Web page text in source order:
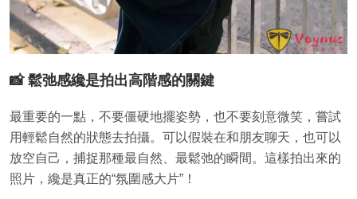
📸 鬆弛感纔是拍出高階感的關鍵
最重要的一點，不要僵硬地擺姿勢，也不要刻意微笑，嘗試
用輕鬆自然的狀態去拍攝。可以假裝在和朋友聊天，也可以
放空自己，捕捉那種最自然、最鬆弛的瞬間。這樣拍出來的
照片，纔是真正的“氛圍感大片”！